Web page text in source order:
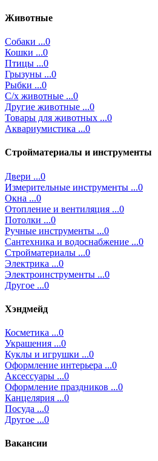
Животные
Собаки ...0
Кошки ...0
Птицы ...0
Грызуны ...0
Рыбки ...0
С/х животные ...0
Другие животные ...0
Товары для животных ...0
Аквариумистика ...0
Стройматериалы и инструменты
Двери ...0
Измерительные инструменты ...0
Окна ...0
Отопление и вентиляция ...0
Потолки ...0
Ручные инструменты ...0
Сантехника и водоснабжение ...0
Стройматериалы ...0
Электрика ...0
Электроинструменты ...0
Другое ...0
Хэндмейд
Косметика ...0
Украшения ...0
Куклы и игрушки ...0
Оформление интерьера ...0
Аксессуары ...0
Оформление праздников ...0
Канцелярия ...0
Посуда ...0
Другое ...0
Вакансии